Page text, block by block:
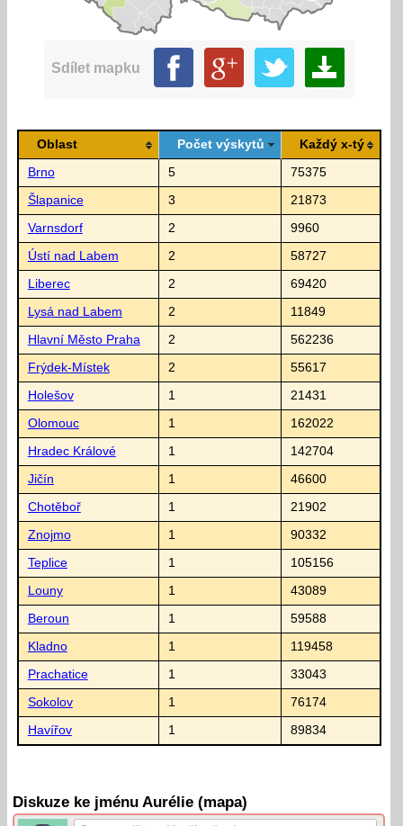
Sdílet mapku
Oblast Počet výskytů Každý x-tý
Brno 5 75375
Šlapanice 3 21873
Varnsdorf 2 9960
Ústí nad Labem 2 58727
Liberec 2 69420
Lysá nad Labem 2 11849
Hlavní Město Praha 2 562236
Frýdek-Místek 2 55617
Holešov 1 21431
Olomouc 1 162022
Hradec Králové 1 142704
Jičín 1 46600
Chotěboř 1 21902
Znojmo 1 90332
Teplice 1 105156
Louny 1 43089
Beroun 1 59588
Kladno 1 119458
Prachatice 1 33043
Sokolov 1 76174
Havířov 1 89834
Diskuze ke jménu Aurélie (mapa)